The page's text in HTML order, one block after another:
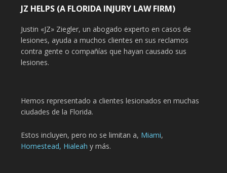
JZ HELPS (A FLORIDA INJURY LAW FIRM)
Justin «JZ» Ziegler, un abogado experto en casos de
lesiones, ayuda a muchos clientes en sus reclamos
contra gente o compañías que hayan causado sus
lesiones.
Hemos representado a clientes lesionados en muchas
ciudades de la Florida.
Estos incluyen, pero no se limitan a, Miami,
Homestead, Hialeah y más.